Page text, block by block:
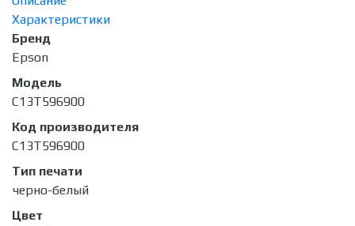
Характеристики
Бренд
Epson
Модель
C13T596900
Код производителя
C13T596900
Тип печати
черно-белый
Цвет